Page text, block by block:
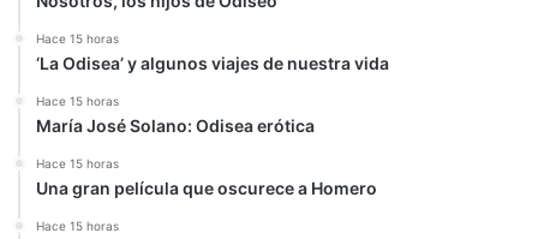
Hace 15 horas
‘La Odisea’ y algunos viajes de nuestra vida
Hace 15 horas
María José Solano: Odisea erótica
Hace 15 horas
Una gran película que oscurece a Homero
Hace 15 horas